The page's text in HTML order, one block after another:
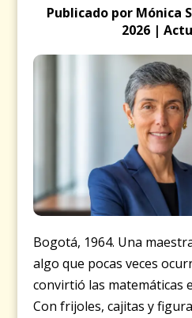
Publicado por Mónica
2026 |
Bogotá, 1964. Una
algo que pocas veces
convirtió las matemáticas
Con frijoles, cajitas y